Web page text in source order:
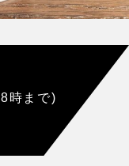
時まで)